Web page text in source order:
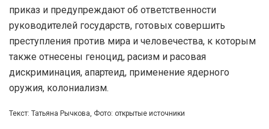
приказ и предупреждают об ответственности
руководителей государств, готовых совершить
преступления против мира и человечества, к которым
также отнесены геноцид, расизм и расовая
дискриминация, апартеид, применение ядерного
оружия, колониализм.
Текст: Татьяна Рычкова, Фото: открытые источники